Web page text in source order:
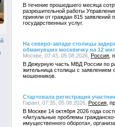
В течение прошедшего месяца
разрешительной работы
приняли от граждан 815 заявлений
государственных услуг.
На северо-западе столицы
обманувших москвичку на 12
Москве, 07:43, 05.08.2026, Россия
В Дежурную часть МВД России по
жительница столицы с заявлением
мошенников.
Стартовала регистрация
Гарант, 07:35, 05.08.2026, Россия
В Москве 14 октября 2026 года
«Актуальные проблемы
имущественного оборота»,